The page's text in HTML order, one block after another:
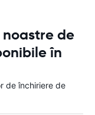
de
în
de închiriere de